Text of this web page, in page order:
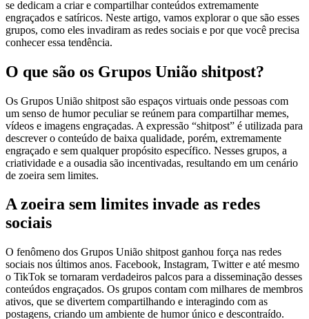
se dedicam a criar e compartilhar conteúdos extremamente
engraçados e satíricos. Neste artigo, vamos explorar o que são esses
grupos, como eles invadiram as redes sociais e por que você precisa
conhecer essa tendência.
O que são os Grupos União shitpost?
Os Grupos União shitpost são espaços virtuais onde pessoas com
um senso de humor peculiar se reúnem para compartilhar memes,
vídeos e imagens engraçadas. A expressão “shitpost” é utilizada para
descrever o conteúdo de baixa qualidade, porém, extremamente
engraçado e sem qualquer propósito específico. Nesses grupos, a
criatividade e a ousadia são incentivadas, resultando em um cenário
de zoeira sem limites.
A zoeira sem limites invade as redes
sociais
O fenômeno dos Grupos União shitpost ganhou força nas redes
sociais nos últimos anos. Facebook, Instagram, Twitter e até mesmo
o TikTok se tornaram verdadeiros palcos para a disseminação desses
conteúdos engraçados. Os grupos contam com milhares de membros
ativos, que se divertem compartilhando e interagindo com as
postagens, criando um ambiente de humor único e descontraído.